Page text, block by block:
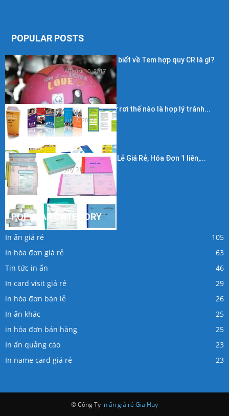
POPULAR POSTS
Những điều cần biết về Tem hợp quy CR là gì?
August 10, 2017
Kích thước in tờ rơi thế nào là hợp lý tránh...
July 7, 2017
In Hóa Đơn Bán Lẻ Giá Rẻ, Hóa Đơn 1 liên,...
July 31, 2017
POPULAR CATEGORY
In ấn giá rẻ
105
In hóa đơn giá rẻ
63
Tin tức in ấn
46
In card visit giá rẻ
29
in hóa đơn bán lẻ
26
In ấn khác
25
in hóa đơn bán hàng
25
In ấn quảng cáo
23
In name card giá rẻ
23
© Công Ty in ấn giá rẻ Gia Huy